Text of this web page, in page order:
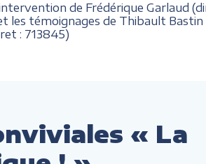
de Frédérique Garlaud
les témoignages de Thibault
: 713845)
« La